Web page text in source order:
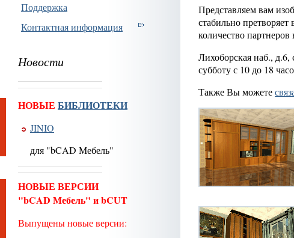
Поддержка
Контактная информация
Новости
НОВЫЕ БИБЛИОТЕКИ
JINIO
для "bCAD Мебель"
НОВЫЕ ВЕРСИИ
"bCAD Мебель" и bCUT
Выпущены новые версии:
Представляем вам
стабильно
количество
Лихоборская наб.,
субботу с 10 до 18
Также Вы можете